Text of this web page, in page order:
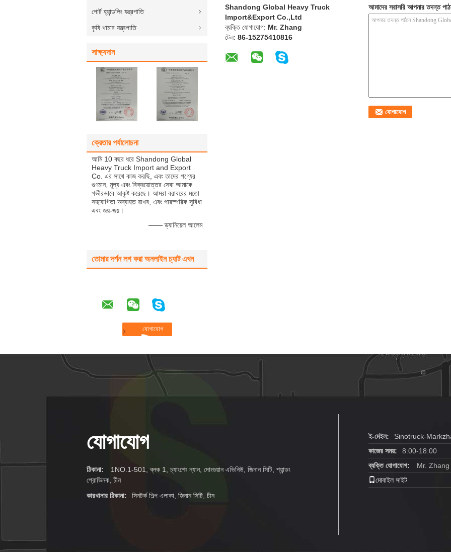
পোর্ট হ্যান্ডলিং যন্ত্রপাতি
কৃষি খামার যন্ত্রপাতি
সাক্ষ্যদান
ক্রেতার পর্যালোচনা
আমি 10 বছর ধরে Shandong Global
Heavy Truck Import and Export
Co. এর সাথে কাজ করছি, এবং তাদের পণ্যের
গুণমান, মূল্য এবং বিক্রয়োত্তর সেবা আমাকে
গভীরভাবে আকৃষ্ট করেছে। আমরা বরাবরের মতো
সহযোগিতা অব্যাহত রাখব, এবং পারস্পরিক সুবিধা
এবং জয়-জয়।
—— ড্যানিয়েল আলেম
তোমার দর্শন লগ করা অনলাইন চ্যাট এখন
Shandong Global Heavy Truck
Import&Export Co.,Ltd
ব্যক্তি যোগাযোগ: Mr. Zhang
টেল: 86-15275410816
আমাদের সরাসরি আপনার তদন্ত
যোগাযোগ
ঠিকানা:
1NO.1-501, ব্লক 1, চ্যাংশেং ন্যান, দোংগুয়ান এভিনিউ, জিনান সিটি, শ্যান্ডং
প্রোভিনক, চীন
কারখানার ঠিকানা:
সিনটর্ক শিল্প এলাকা, জিনান সিটি, চীন
ই-মেইল:
Sinotruck-
কাজের সময়:
8:00-18:00
ব্যক্তি যোগাযোগ:
Mr. Zhang
মোবাইল সাইট